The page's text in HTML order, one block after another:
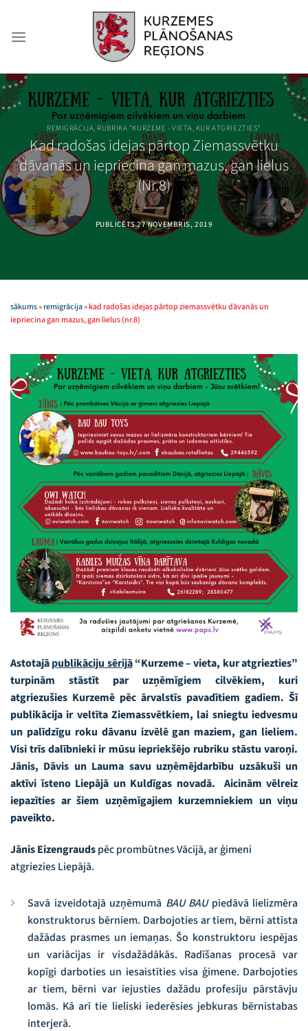
content
REMIGRĀCIJA, RUBRIKA "KURZEME - VIETA, KUR ATGRIEZTIES"
Kad radošas idejas pārtop Ziemassvētku
dāvanās un iepriecina gan mazus, gan lielus
(Nr.8)
PUBLICĒTS27 NOVEMBRIS, 2019
sākums»remigrācija»kad radošas idejas pārtop ziemassvētku dāvanās un
iepriecina gan mazus, gan lielus (nr.8)
Astotajāpublikāciju sērijā“Kurzeme – vieta, kur atgriezties”
turpinām stāstīt par uzņēmīgiem cilvēkiem, kuri
atgriezušies Kurzemē pēc ārvalstīs pavadītiem gadiem. Šī
publikācija ir veltīta Ziemassvētkiem, lai sniegtu iedvesmu
un palīdzīgu roku dāvanu izvēlē gan maziem, gan lieliem.
Visi trīs dalībnieki ir mūsu iepriekšējo rubriku stāstu varoņi.
Jānis, Dāvis un Lauma savu uzņēmējdarbību uzsākuši un
aktīvi īsteno Liepājā un Kuldīgas novadā. Aicinām vēlreiz
iepazīties ar šiem uzņēmīgajiem kurzemniekiem un viņu
paveikto.
Jānis Eizengraudspēc prombūtnes Vācijā, ar ģimeni
atgriezies Liepājā.
Savā izveidotajā uzņēmumā BAU BAUpiedāvā lielizmēra
konstruktorus bērniem. Darbojoties ar tiem, bērni attīsta
dažādas prasmes un iemaņas. Šo konstruktoru iespējas
un variācijas ir visdažādākās. Radīšanas procesā var
kopīgi darboties un iesaistīties visa ģimene. Darbojoties
ar tiem, bērni var iejusties dažādu profesiju pārstāvju
lomās. Kā arī tie lieliski iederēsies jebkuras bērnistabas
interjerā.